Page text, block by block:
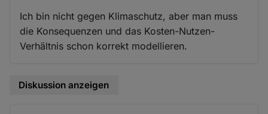
Ich bin nicht gegen Klimaschutz, aber man muss
die Konsequenzen und das Kosten-Nutzen-
Verhältnis schon korrekt modellieren.
Diskussion anzeigen